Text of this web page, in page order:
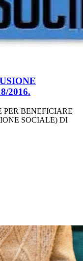
2016.
BENEFICIARE
SOCIALE) DI